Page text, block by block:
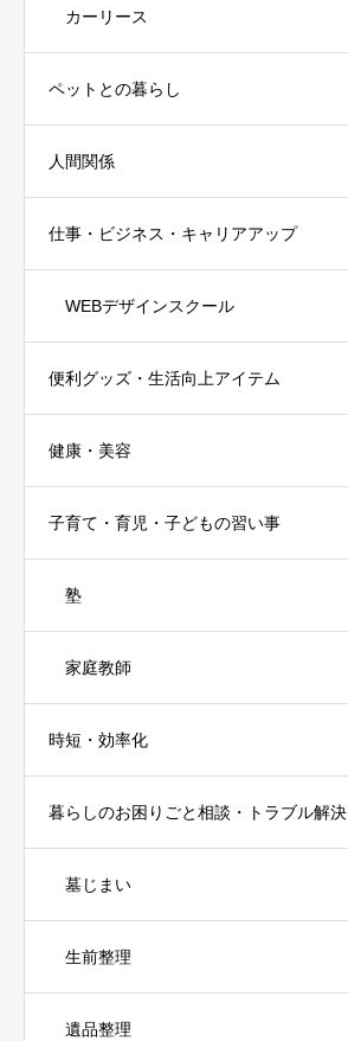
カーリース
ペットとの暮らし
人間関係
仕事・ビジネス・キャリアアップ
WEBデザインスクール
便利グッズ・生活向上アイテム
健康・美容
子育て・育児・子どもの習い事
塾
家庭教師
時短・効率化
暮らしのお困りごと相談・トラブル解決
墓じまい
生前整理
遺品整理